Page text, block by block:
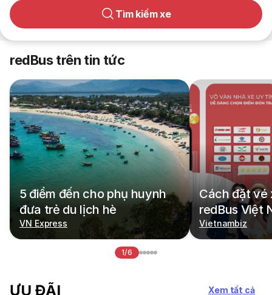
Tìm kiếm xe
redBus trên tin tức
5 điểm đến cho phụ huynh
đưa trẻ du lịch hè
VN Express
Cách đặt vé
redBus Việt
Vietnambiz
1/6
ƯU ĐÃI Xem tất cả